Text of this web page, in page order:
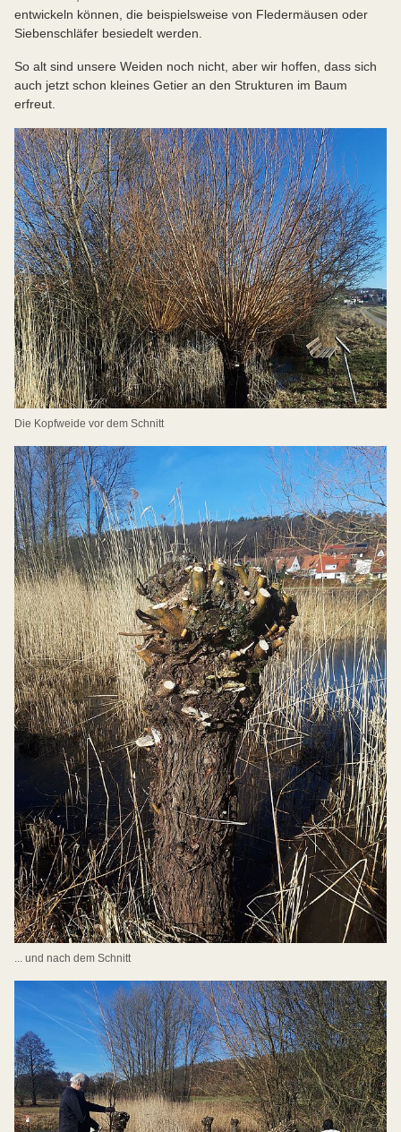
entwickeln können, die beispielsweise von Fledermäusen oder
Siebenschläfer besiedelt werden.
So alt sind unsere Weiden noch nicht, aber wir hoffen, dass sich
auch jetzt schon kleines Getier an den Strukturen im Baum
erfreut.
Die Kopfweide vor dem Schnitt
... und nach dem Schnitt